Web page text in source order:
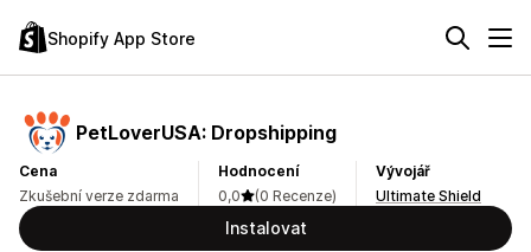
Shopify App Store
PetLoverUSA: Dropshipping
Cena
Zkušební verze zdarma
Hodnocení
0,0
(0 Recenze)
Vývojář
Ultimate Shield
Instalovat